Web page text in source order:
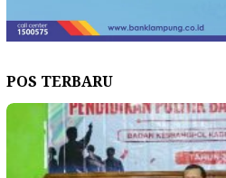
POS TERBARU